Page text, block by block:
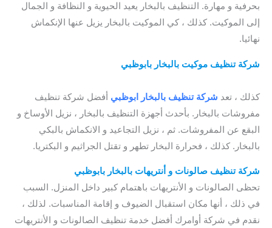
بحرفية و مهارة. التنظيف بالبخار يعيد الحيوية و النظافة و الجمال
إلى الموكيت. كذلك ، كي الموكيت بالبخار يزيل عنها الإنكماش
نهائيا.
شركة تنظيف موكيت بالبخار بابوظبي
كذلك ، تعد شركة تنظيف بالبخار ابوظبي أفضل شركة تنظيف
مفروشات بالبخار. بأحدث أجهزة التنظيف بالبخار ، نزيل الأوساخ و
البقع عن المفروشات. ثم ، نزيل التجاعيد و الانكماش بالبكي
بالبخار. كذلك ، فحرارة البخار تطهر و تقتل الجراثيم و البكتريا.
شركة تنظيف صالونات و أنتريهات بالبخار بابوظبي
تحظى الصالونات و الأنتريهات باهتمام كبير داخل المنزل. السبب
في ذلك ، أنها مكان استقبال الضيوف و إقامة المناسبات. لذلك ،
نقدم في شركة أوامرك أفضل خدمة تنظيف الصالونات و الأنتريهات